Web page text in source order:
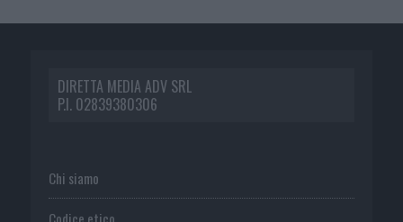
DIRETTA MEDIA ADV SRL
P.I. 02839380306
Chi siamo